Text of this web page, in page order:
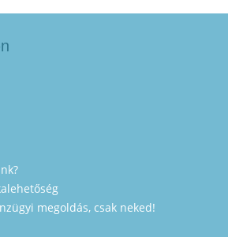
megoldás, csak neked!